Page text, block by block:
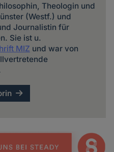
Theologin und
(Westf.) und
Journalistin für
Sie ist u.
MIZ und war von